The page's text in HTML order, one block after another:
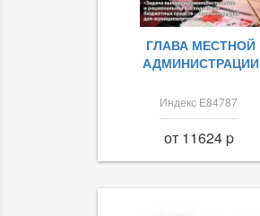
ГЛАВА МЕСТНОЙ
АДМИНИСТРАЦИИ
Индекс Е84787
от 11624 p